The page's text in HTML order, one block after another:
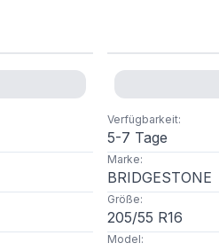
Verfügbarkeit:
5-7 Tage
Marke:
BRIDGESTONE
Größe:
205/55 R16
Model: